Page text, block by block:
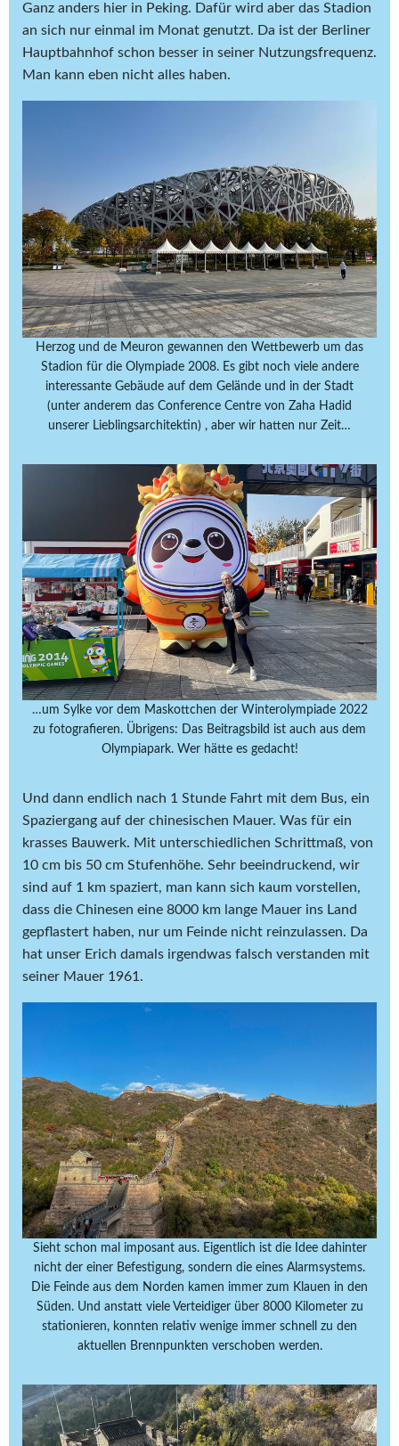
Ganz anders hier in Peking. Dafür wird aber das Stadion
an sich nur einmal im Monat genutzt. Da ist der Berliner
Hauptbahnhof schon besser in seiner Nutzungsfrequenz.
Man kann eben nicht alles haben.
Herzog und de Meuron gewannen den Wettbewerb um das
Stadion für die Olympiade 2008. Es gibt noch viele andere
interessante Gebäude auf dem Gelände und in der Stadt
(unter anderem das Conference Centre von Zaha Hadid
unserer Lieblingsarchitektin) , aber wir hatten nur Zeit…
…um Sylke vor dem Maskottchen der Winterolympiade 2022
zu fotografieren. Übrigens: Das Beitragsbild ist auch aus dem
Olympiapark. Wer hätte es gedacht!
Und dann endlich nach 1 Stunde Fahrt mit dem Bus, ein
Spaziergang auf der chinesischen Mauer. Was für ein
krasses Bauwerk. Mit unterschiedlichen Schrittmaß, von
10 cm bis 50 cm Stufenhöhe. Sehr beeindruckend, wir
sind auf 1 km spaziert, man kann sich kaum vorstellen,
dass die Chinesen eine 8000 km lange Mauer ins Land
gepflastert haben, nur um Feinde nicht reinzulassen. Da
hat unser Erich damals irgendwas falsch verstanden mit
seiner Mauer 1961.
Sieht schon mal imposant aus. Eigentlich ist die Idee dahinter
nicht der einer Befestigung, sondern die eines Alarmsystems.
Die Feinde aus dem Norden kamen immer zum Klauen in den
Süden. Und anstatt viele Verteidiger über 8000 Kilometer zu
stationieren, konnten relativ wenige immer schnell zu den
aktuellen Brennpunkten verschoben werden.